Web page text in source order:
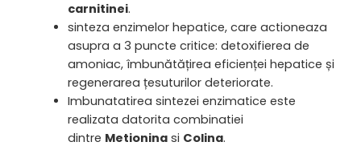
carnitinei.
sinteza enzimelor hepatice, care actioneaza
asupra a 3 puncte critice: detoxifierea de
amoniac, îmbunătățirea eficienței hepatice și
regenerarea țesuturilor deteriorate.
Imbunatatirea sintezei enzimatice este
realizata datorita combinatiei
dintre Metioninasi Colina.